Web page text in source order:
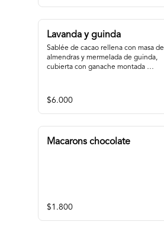
Lavanda y guinda
Sablée de cacao rellena con masa de
almendras y mermelada de guinda,
cubierta con ganache montada
$6.000
Macarons chocolate
$1.800